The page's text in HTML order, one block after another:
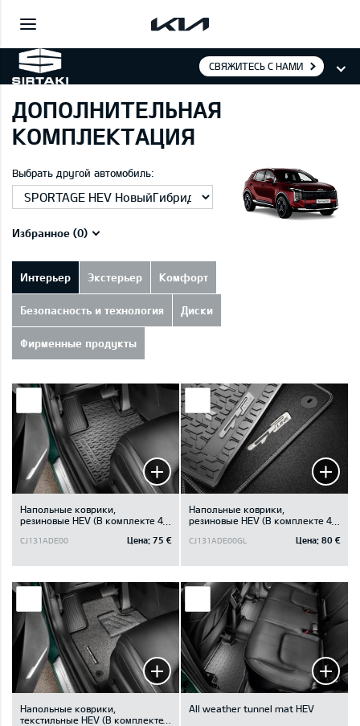
СВЯЖИТЕСЬ С НАМИ
ДОПОЛНИТЕЛЬНАЯ
КОМПЛЕКТАЦИЯ
Выбрать другой автомобиль:
Избранное (0)
Интерьер Экстерьер Комфорт
Безопасность и технология Диски
Фирменные продукты
Напольные коврики,
резиновые HEV (В комплекте 4
CJ131ADE00 Цена: 75 €
Напольные коврики,
резиновые HEV (В комплекте 4
CJ131ADE00GL Цена: 80 €
Напольные коврики,
текстильные HEV (В комплекте
All weather tunnel mat HEV